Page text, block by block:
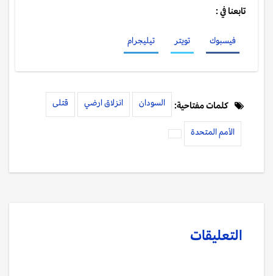
تابعنا في :
فيسبوك تويتر تيليجرام
كلمات مفتاحية: السودان انزلاق ارضي قتلى
الأمم المتحدة
التعليقات